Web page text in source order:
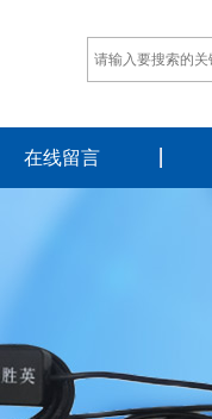
在线留言